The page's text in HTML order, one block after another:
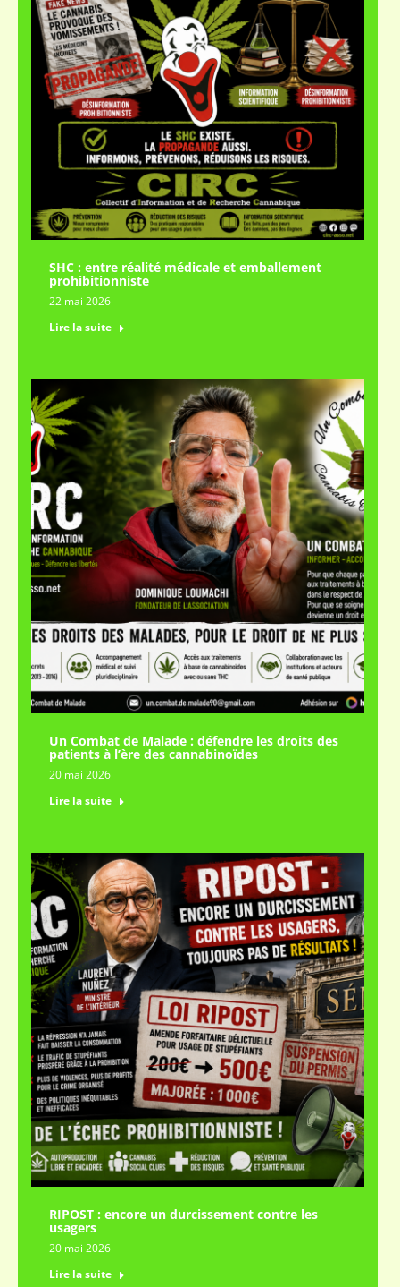
SHC : entre réalité médicale et emballement
prohibitionniste
22 mai 2026
Lire la suite
Un Combat de Malade : défendre les droits des
patients à l’ère des cannabinoïdes
20 mai 2026
Lire la suite
RIPOST : encore un durcissement contre les
usagers
20 mai 2026
Lire la suite